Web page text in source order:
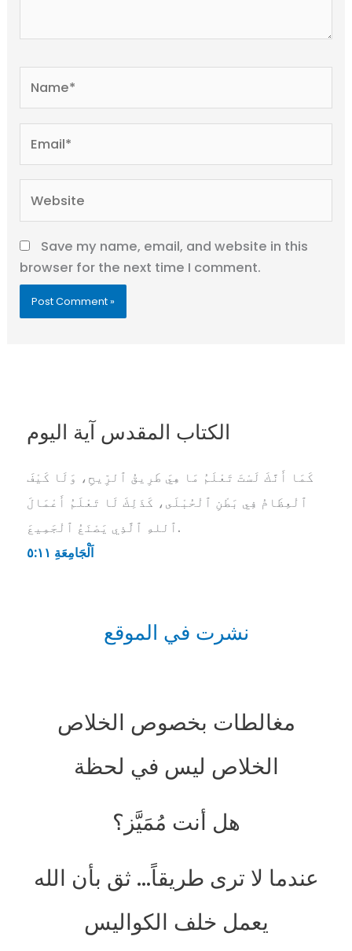
Save my name, email, and website in this
browser for the next time I comment.
الكتاب المقدس آية اليوم
كَمَا أَنَّكَ لَسْتَ تَعْلَمُ مَا هِيَ طَرِيقُ ٱلرِّيحِ، وَلَا كَيْفَ
ٱلْعِظَامُ فِي بَطْنِ ٱلْحُبْلَى، كَذَلِكَ لَا تَعْلَمُ أَعْمَالَ
ٱللهِ ٱلَّذِي يَصْنَعُ ٱلْجَمِيعَ.
اَلْجَامِعَةِ ١١:‏٥
نشرت في الموقع
مغالطات بخصوص الخلاص
الخلاص ليس في لحظة
هل أنت مُمَيَّز؟
عندما لا ترى طريقاً… ثق بأن الله
يعمل خلف الكواليس